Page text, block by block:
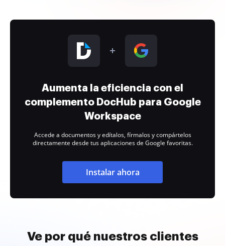
Aumenta la eficiencia con el
complemento DocHub para Google
Workspace
Accede a documentos y edítalos, fírmalos y compártelos
directamente desde tus aplicaciones de Google favoritas.
Instalar ahora
Ve por qué nuestros clientes